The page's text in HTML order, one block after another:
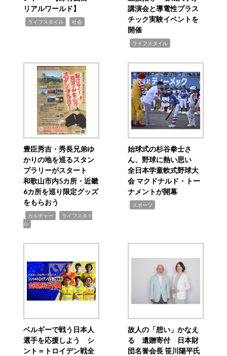
リアルワールド】
ライフスタイル 社会
講演会と導電性プラス
チック実験イベントを
開催
ライフスタイル
豊臣秀吉・秀長兄弟ゆ
かりの地を巡るスタン
プラリーがスタート
和歌山市内5カ所・近畿
6カ所を巡り限定グッズ
をもらおう
カルチャー
ライフスタイ
ル
始球式の杉谷拳士さ
ん、野球に熱い思い
全日本学童軟式野球大
会 マクドナルド・トー
ナメントが開幕
スポーツ
ベルギーで戦う日本人
選手を応援しよう シ
ント＝トロイデン戦全
故人の「想い」かなえ
る 遺贈寄付 日本財
団名誉会長 笹川陽平氏